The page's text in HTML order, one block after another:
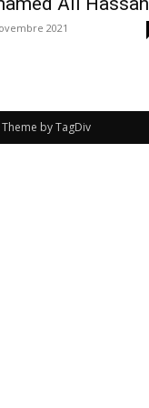
2021
by TagDiv